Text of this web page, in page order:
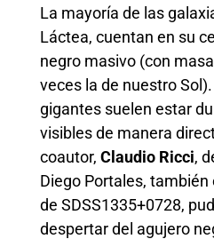
La mayoría de las
Láctea, cuentan en su
negro masivo (con
veces la de nuestro
gigantes suelen estar
visibles de manera
coautor, Claudio Ricci,
Diego Portales, también
de SDSS1335+0728,
despertar del agujero